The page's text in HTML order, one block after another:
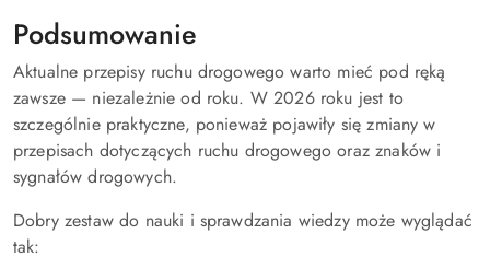
Podsumowanie
Aktualne przepisy ruchu drogowego warto mieć pod ręką
zawsze — niezależnie od roku. W 2026 roku jest to
szczególnie praktyczne, ponieważ pojawiły się zmiany w
przepisach dotyczących ruchu drogowego oraz znaków i
sygnałów drogowych.
Dobry zestaw do nauki i sprawdzania wiedzy może wyglądać
tak: